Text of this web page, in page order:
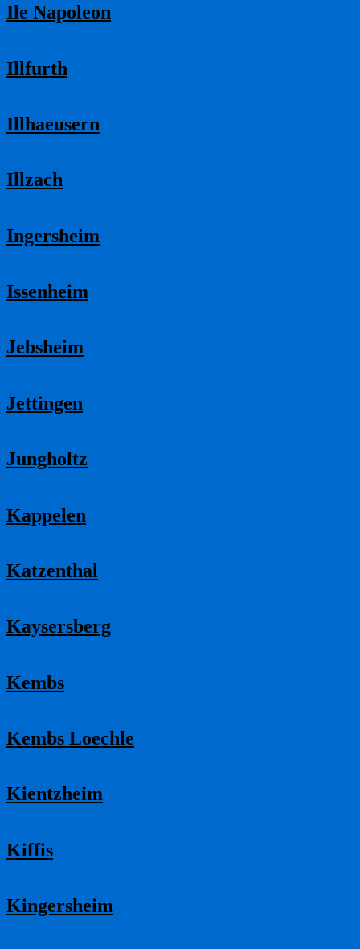
Ile Napoleon
Illfurth
Illhaeusern
Illzach
Ingersheim
Issenheim
Jebsheim
Jettingen
Jungholtz
Kappelen
Katzenthal
Kaysersberg
Kembs
Kembs Loechle
Kientzheim
Kiffis
Kingersheim